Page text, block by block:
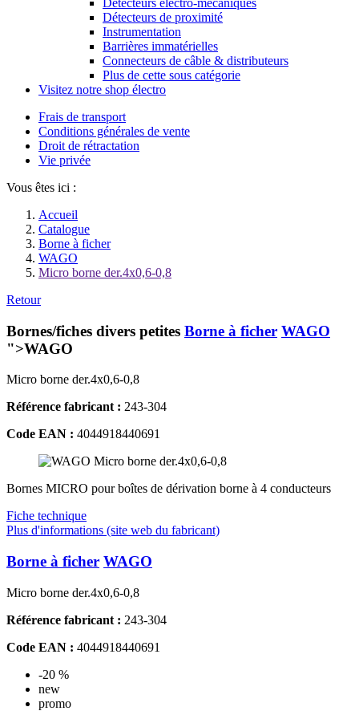
Détecteurs de proximité
Instrumentation
Barrières immatérielles
Connecteurs de câble & distributeurs
Plus de cette sous catégorie
Visitez notre shop électro
Frais de transport
Conditions générales de vente
Droit de rétractation
Vie privée
Vous êtes ici :
Accueil
Catalogue
Borne à ficher
WAGO
Micro borne der.4x0,6-0,8
Retour
Bornes/fiches divers petites Borne à ficher WAGO
">WAGO
Micro borne der.4x0,6-0,8
Référence fabricant : 243-304
Code EAN : 4044918440691
Bornes MICRO pour boîtes de dérivation borne à 4 conducteurs
Fiche technique
Plus d'informations (site web du fabricant)
Borne à ficher WAGO
Micro borne der.4x0,6-0,8
Référence fabricant : 243-304
Code EAN : 4044918440691
-20 %
new
promo